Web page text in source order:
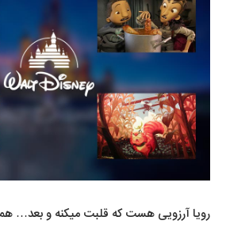
رویا آرزویی هست که قلبت میکنه و بعد…